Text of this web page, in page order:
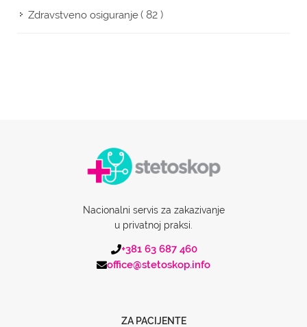
Zdravstveno osiguranje( 82 )
Nacionalni servis za zakazivanje
u privatnoj praksi.
+381 63 687 460
office@stetoskop.info
ZA PACIJENTE